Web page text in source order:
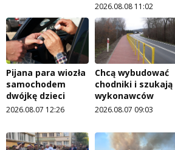
2026.08.08 11:02
Pijana para wiozła
samochodem
dwójkę dzieci
2026.08.07 12:26
Chcą wybudować
chodniki i szukają
wykonawców
2026.08.07 09:03